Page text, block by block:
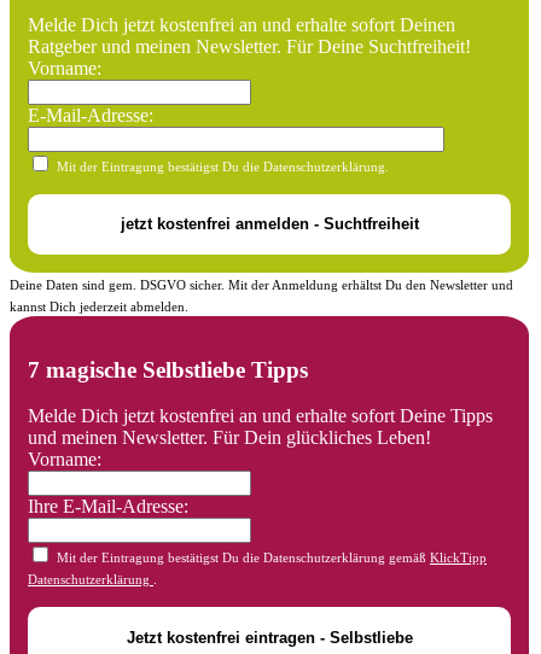
Melde Dich jetzt kostenfrei an und erhalte sofort Deinen
Ratgeber und meinen Newsletter. Für Deine Suchtfreiheit!
Vorname:
E-Mail-Adresse:
Mit der Eintragung bestätigst Du die Datenschutzerklärung.
Deine Daten sind gem. DSGVO sicher. Mit der Anmeldung erhältst Du den Newsletter und
kannst Dich jederzeit abmelden.
7 magische Selbstliebe Tipps
Melde Dich jetzt kostenfrei an und erhalte sofort Deine Tipps
und meinen Newsletter. Für Dein glückliches Leben!
Vorname:
Ihre E-Mail-Adresse:
Mit der Eintragung bestätigst Du die Datenschutzerklärung gemäß KlickTipp
Datenschutzerklärung